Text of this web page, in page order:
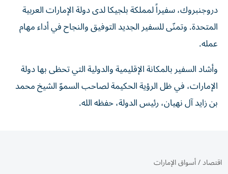
دروجنبروك، سفيراً لمملكة بلجيكا لدى دولة الإمارات العربية
المتحدة. وتمنّى للسفير الجديد التوفيق والنجاح في أداء مهام
عمله.
وأشاد السفير بالمكانة الإقليمية والدولية التي تحظى بها دولة
الإمارات، في ظل الرؤية الحكيمة لصاحب السموّ الشيخ محمد
بن زايد آل نهيان، رئيس الدولة، حفظه الله.
اقتصاد/أسواق الإمارات